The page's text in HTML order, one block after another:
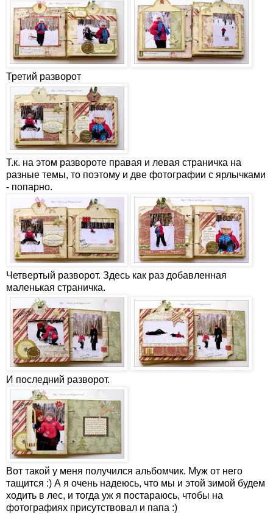
Третий разворот
Т.к. на этом развороте правая и левая страничка на
разные темы, то поэтому и две фотографии с ярлычками
- попарно.
Четвертый разворот. Здесь как раз добавленная
маленькая страничка.
И последний разворот.
Вот такой у меня получился альбомчик. Муж от него
тащится :) А я очень надеюсь, что мы и этой зимой будем
ходить в лес, и тогда уж я постараюсь, чтобы на
фотографиях присутствовал и папа :)